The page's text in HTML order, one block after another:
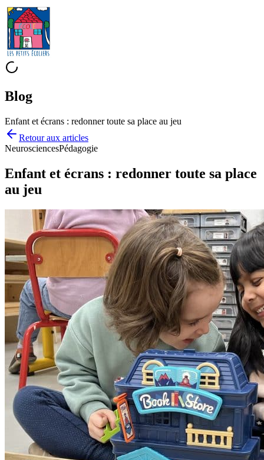
Blog
Enfant et écrans : redonner toute sa place au jeu
Retour aux articles
NeurosciencesPédagogie
Enfant et écrans : redonner toute sa place
au jeu